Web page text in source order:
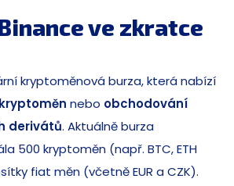
ve zkratce
kryptoměnová burza, která nabízí
nebo obchodování
derivátů. Aktuálně burza
500 kryptoměn (např. BTC, ETH
fiat měn (včetně EUR a CZK).